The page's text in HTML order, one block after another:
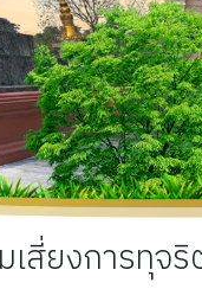
เสี่ยงการทุจ